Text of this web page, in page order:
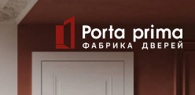
Sorrento / Сорренто Ж4
Лайт Грей ST